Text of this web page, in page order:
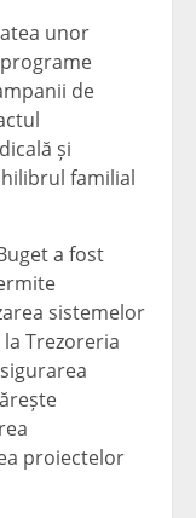
unor
de
și
familial
a fost
sistemelor
Trezoreria
proiectelor